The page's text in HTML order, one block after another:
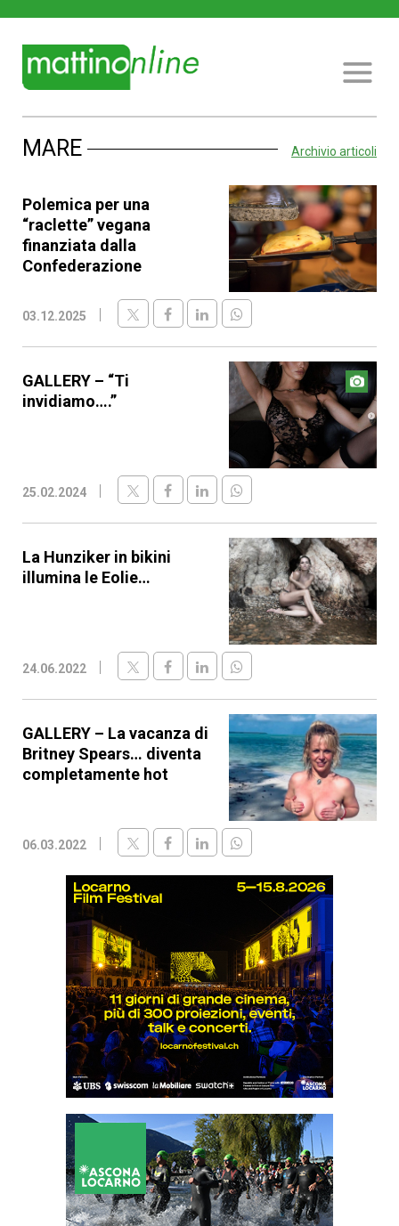
MARE Archivio articoli
Polemica per una
“raclette” vegana
finanziata dalla
Confederazione
03.12.2025
GALLERY – “Ti
invidiamo….”
25.02.2024
La Hunziker in bikini
illumina le Eolie…
24.06.2022
GALLERY – La vacanza di
Britney Spears… diventa
completamente hot
06.03.2022